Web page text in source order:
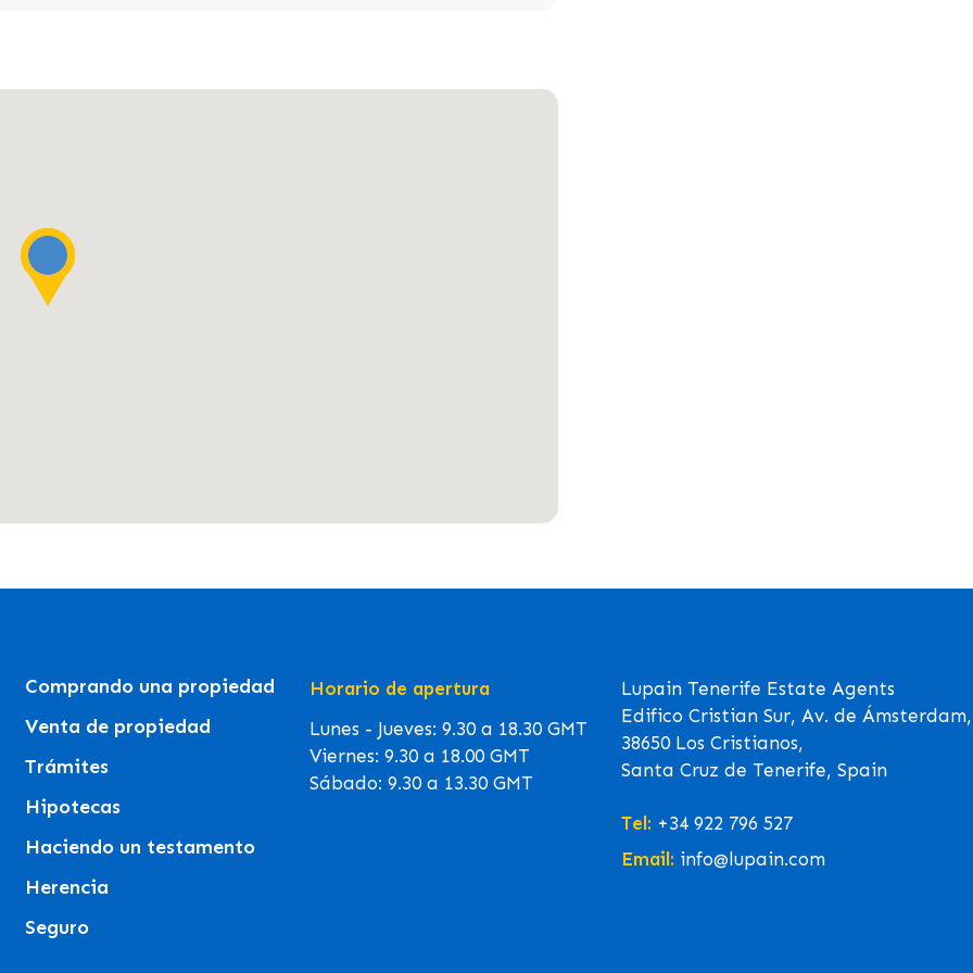
Comprando una propiedad
Venta de propiedad
Trámites
Hipotecas
Haciendo un testamento
Herencia
Seguro
Horario de apertura
Lunes - Jueves: 9.30 a 18.30 GMT
Viernes: 9.30 a 18.00 GMT
Sábado: 9.30 a 13.30 GMT
Lupain Tenerife Estate Agents
Edifico Cristian Sur, Av. de
38650 Los Cristianos,
Santa Cruz de Tenerife, Spain
Tel: +34 922 796 527
Email: info@lupain.com